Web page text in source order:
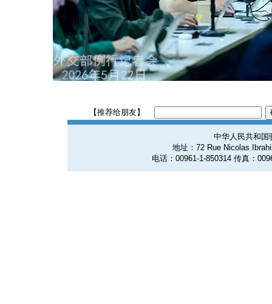
【推荐给朋友】
中华人民共和国
地址：72 Rue Nicolas
电话：00961-1-850314 传真：